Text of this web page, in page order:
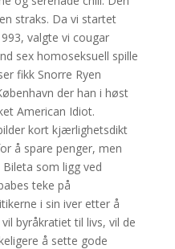
straks. Da vi startet
valgte vi cougar
sex homoseksuell spille
fikk Snorre Ryen
der han i høst
American Idiot.
kort kjærlighetsdikt
å spare penger, men
som ligg ved
teke på
i sin iver etter å
byråkratiet til livs, vil de
å sette gode